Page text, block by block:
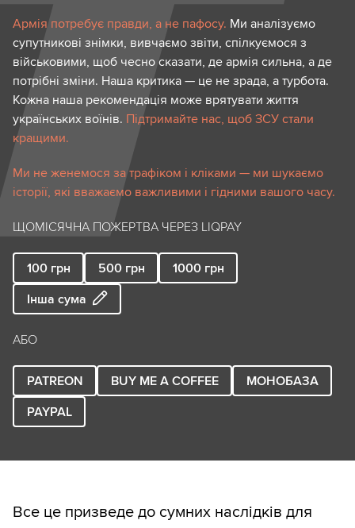
Армія потребує правди, а не пафосу. Ми аналізуємо
супутникові знімки, вивчаємо звіти, спілкуємося з
військовими, щоб чесно сказати, де армія сильна, а де
потрібні зміни. Наша критика — це не зрада, а турбота.
Кожна наша рекомендація може врятувати життя
українських воїнів. Підтримайте нас, щоб ЗСУ стали
кращими.
Ми не женемося за трафіком і кліками — ми шукаємо
історії, які вважаємо важливими і гідними вашого часу.
ЩОМІСЯЧНА ПОЖЕРТВА ЧЕРЕЗ LIQPAY
100 грн 500 грн 1000 грн
Інша сума
АБО
PATREON BUY ME A COFFEE
МОНОБАЗА
PAYPAL
Все це призведе до сумних наслідків для